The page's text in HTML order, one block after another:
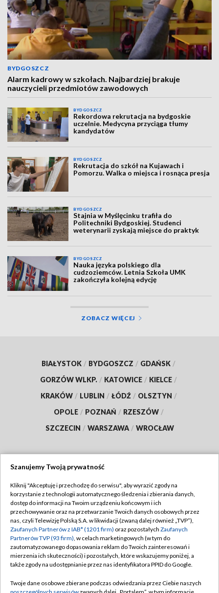
BYDGOSZCZ
Alarm kadrowy w szkołach. Najbardziej brakuje
nauczycieli przedmiotów zawodowych
BYDGOSZCZ
Rekordowa rekrutacja na bydgoskie
uczelnie. Medycyna przyciąga tłumy
kandydatów
BYDGOSZCZ
Rekrutacja do szkół na Kujawach i
Pomorzu. Walka o miejsca i rosnąca presja
BYDGOSZCZ
Stajnia w Myślęcinku trafiła do
Politechniki Bydgoskiej. Studenci
weterynarii zyskają miejsce do praktyk
BYDGOSZCZ
Nauka języka polskiego dla
cudzoziemców. Letnia Szkoła UMK
zakończyła kolejną edycję
ZOBACZ WIĘCEJ
BIAŁYSTOK / BYDGOSZCZ / GDAŃSK /
GORZÓW WLKP. / KATOWICE / KIELCE /
KRAKÓW / LUBLIN / ŁÓDŹ / OLSZTYN /
OPOLE / POZNAŃ / RZESZÓW /
SZCZECIN / WARSZAWA / WROCŁAW
TVP
Abonament TVP
Emisja w TVP
Centrum informacji TVP
Naziemna Telewizja Cyfrowa
Rada Programowa
Regulamin TVP
Polityka prywatności
Moje zgody
Pomoc
Szanujemy Twoją prywatność
Kliknij "Akceptuję i przechodzę do serwisu", aby wyrazić zgody na
korzystanie z technologii automatycznego śledzenia i zbierania danych,
dostęp do informacji na Twoim urządzeniu końcowym i ich
przechowywanie oraz na przetwarzanie Twoich danych osobowych przez
nas, czyli Telewizję Polską S.A. w likwidacji (zwaną dalej również „TVP”),
Zaufanych Partnerów z IAB* (1201 firm) oraz pozostałych Zaufanych
Partnerów TVP (93 firm), w celach marketingowych (w tym do
zautomatyzowanego dopasowania reklam do Twoich zainteresowań i
mierzenia ich skuteczności) i pozostałych, które wskazujemy poniżej, a
także zgody na udostępnianie przez nas identyfikatora PPID do Google.
Twoje dane osobowe zbierane podczas odwiedzania przez Ciebie naszych